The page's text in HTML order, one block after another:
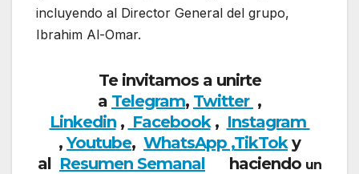
incluyendo al Director General del grupo,
Ibrahim Al-Omar.
Te invitamos a unirte
a Telegram, Twitter ,
Linkedin, Facebook, Instagram
,Youtube, WhatsApp ,TikToky
al Resumen Semanal haciendo un